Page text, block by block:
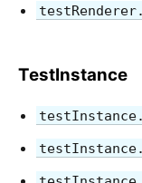
TestInstance
AJAX та запити
Стилізація та
Структура